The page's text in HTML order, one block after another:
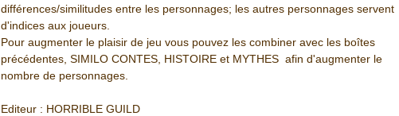
différences/similitudes entre les personnages; les autres personnages servent
d'indices aux joueurs.
Pour augmenter le plaisir de jeu vous pouvez les combiner avec les boîtes
précédentes, SIMILO CONTES, HISTOIRE et MYTHES afin d'augmenter le
nombre de personnages.
Editeur : HORRIBLE GUILD